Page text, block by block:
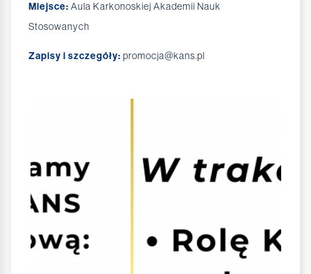
Miejsce: Aula Karkonoskiej Akademii Nauk
Stosowanych
Zapisy i szczegóły: promocja@kans.pl